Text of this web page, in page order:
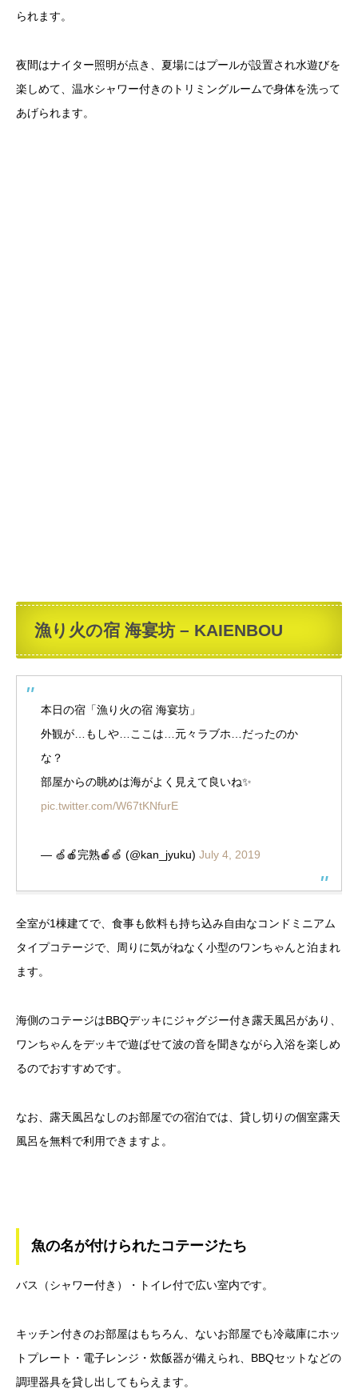
られます。
夜間はナイター照明が点き、夏場にはプールが設置され水遊びを
楽しめて、温水シャワー付きのトリミングルームで身体を洗って
あげられます。
漁り火の宿 海宴坊 – KAIENBOU
本日の宿「漁り火の宿 海宴坊」
外観が…もしや…ここは…元々ラブホ…だったのか
な？
部屋からの眺めは海がよく見えて良いね✨
pic.twitter.com/W67tKNfurE
— 🍏🍎完熟🍎🍏 (@kan_jyuku) July 4, 2019
全室が1棟建てで、食事も飲料も持ち込み自由なコンドミニアム
タイプコテージで、周りに気がねなく小型のワンちゃんと泊まれ
ます。
海側のコテージはBBQデッキにジャグジー付き露天風呂があり、
ワンちゃんをデッキで遊ばせて波の音を聞きながら入浴を楽しめ
るのでおすすめです。
なお、露天風呂なしのお部屋での宿泊では、貸し切りの個室露天
風呂を無料で利用できますよ。
魚の名が付けられたコテージたち
バス（シャワー付き）・トイレ付で広い室内です。
キッチン付きのお部屋はもちろん、ないお部屋でも冷蔵庫にホッ
トプレート・電子レンジ・炊飯器が備えられ、BBQセットなどの
調理器具を貸し出してもらえます。